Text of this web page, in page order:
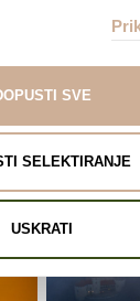
SVE
SELEKTIRANJE
USKRATI